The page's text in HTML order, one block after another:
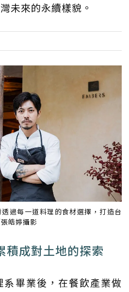
未來的永續樣貌。
過每一道料理的食材選擇，打造台
皓婷攝影
積成對土地的探索
畢業後，在餐飲產業做